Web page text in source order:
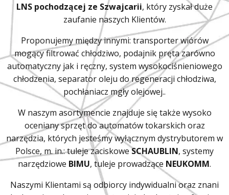
LNS pochodzącej ze Szwajcarii, który zyskał duże
zaufanie naszych Klientów.
Proponujemy między innymi: transporter wiórów
mogący filtrować chłodziwo, podajnik pręta zarówno
automatyczny jak i ręczny, system wysokociśnieniowego
chłodzenia, separator oleju do regeneracji chłodziwa,
pochłaniacz mgły olejowej..
W naszym asortymencie znajduje się także wysoko
oceniany sprzęt do automatów tokarskich oraz
narzędzia, których jesteśmy wyłącznym dystrybutorem w
Polsce, m. in.: tuleje zaciskoweSCHAUBLIN, systemy
narzędziowe BIMU, tuleje prowadzące NEUKOMM.
Naszymi Klientami są odbiorcy indywidualni oraz znani